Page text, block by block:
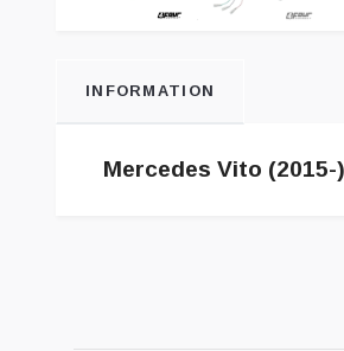
INFORMATION
Mercedes Vito